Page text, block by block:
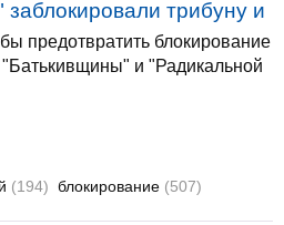
трибуну и
предотвратить блокирование
и "Радикальной
(194) блокирование (507)